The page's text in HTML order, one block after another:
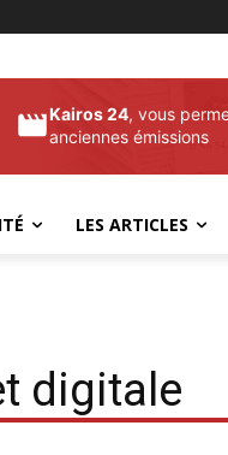
Kairos 24, vous
anciennes émissions
LES ARTICLES
digitale